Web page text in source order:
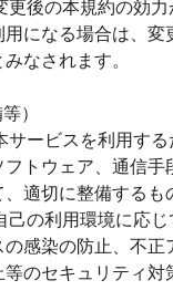
更後の本規約の効
用になる場合は、変
なされます。
）
サービスを利用す
フトウェア、通信手
適切に整備するも
己の利用環境に応
の感染の防止、不正
のセキュリティ対